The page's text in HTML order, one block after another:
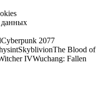
данных
Cyberpunk 2077
SkyblivionThe Blood of
IVWuchang: Fallen